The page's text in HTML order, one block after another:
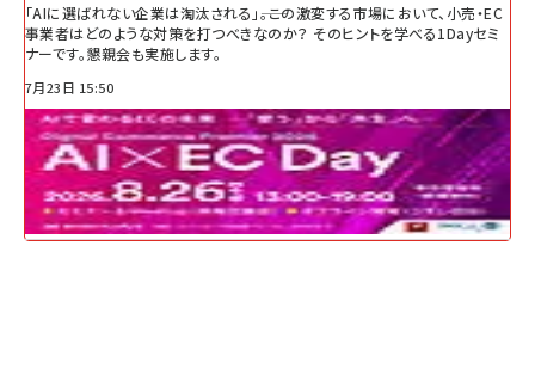
「AIに選ばれない企業は淘汰される」――。この激変する市場において、小売・EC
事業者はどのような対策を打つべきなのか？ そのヒントを学べる1Dayセミ
ナーです。懇親会も実施します。
7月23日 15:50